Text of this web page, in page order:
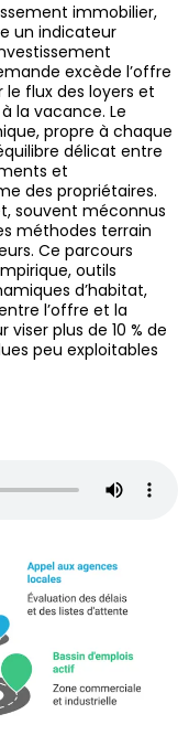
immobilier,
un indicateur
excède l’offre
flux des loyers et
la vacance. Le
propre à chaque
délicat entre
et
des propriétaires.
souvent méconnus
méthodes terrain
Ce parcours
outils
d’habitat,
l’offre et la
plus de 10 % de
peu exploitables